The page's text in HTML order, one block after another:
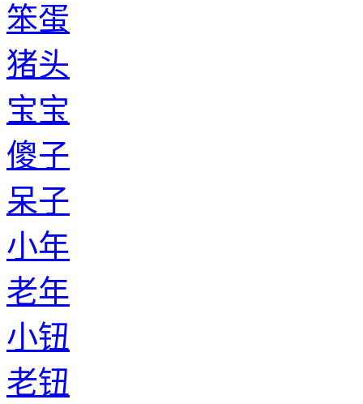
笨蛋
猪头
宝宝
傻子
呆子
小年
老年
小钮
老钮